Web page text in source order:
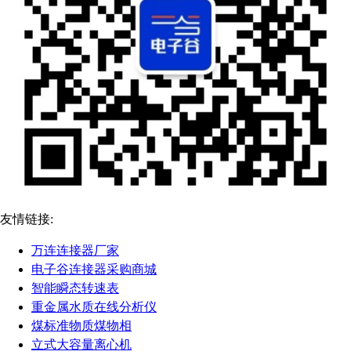
友情链接:
万连连接器厂家
电子谷连接器采购商城
智能瞬态转速表
重金属水质在线分析仪
煤标准物质煤物相
立式大容量离心机